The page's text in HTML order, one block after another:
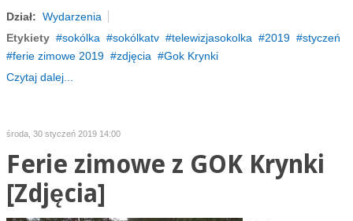
Dział: Wydarzenia
Etykiety
sokólka sokólkatv telewizjasokolka 2019
styczeń
ferie zimowe 2019
zdjęcia
Gok Krynki
Czytaj dalej...
środa, 30 styczeń 2019 14:00
Ferie zimowe z GOK Krynki
[Zdjęcia]